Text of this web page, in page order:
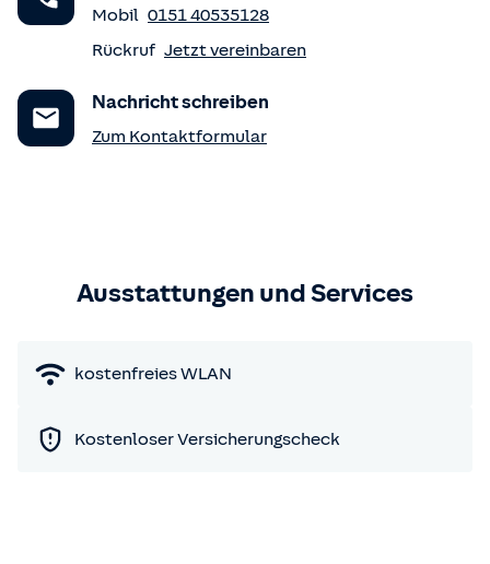
Mobil 0151 40535128
Rückruf Jetzt vereinbaren
Nachricht schreiben
Zum Kontaktformular
Ausstattungen und Services
kostenfreies WLAN
Kostenloser Versicherungscheck